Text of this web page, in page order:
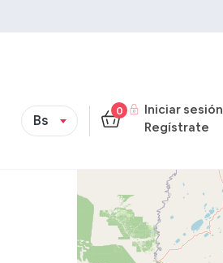
Bs
0
Iniciar sesión
Regístrate